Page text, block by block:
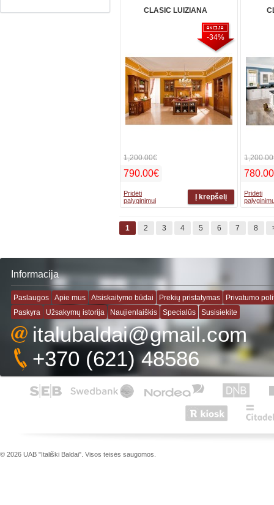
CLASIC LUIZIANA
-34%
1,200.00€
790.00€
Pridėti
palyginimui
Pridėti
1 2 3 4 5 6 7 8
Informacija
Paslaugos Apie mus Atsiskaitymo būdai Prekių pristatymas
Privatumo
Paskyra
Užsakymų istorija Naujienlaiškis Specialūs Susisiekite
italubaldai@gmail.com
+370 (621) 48586
© 2026 UAB "Itališki Baldai". Visos teisės saugomos.